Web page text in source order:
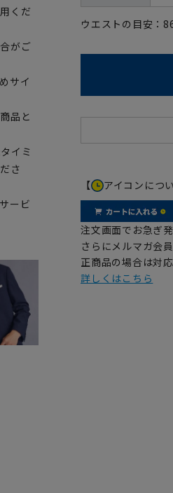
くだ
がご
サイ
品と
イミ
さ
ービ
ウエストの目安：
【 アイコンについ
注文画面でお急ぎ
さらにメルマガ会
正商品の場合は対応
詳しくはこちら